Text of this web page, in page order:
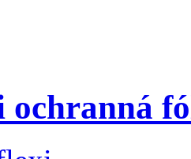
ochranná